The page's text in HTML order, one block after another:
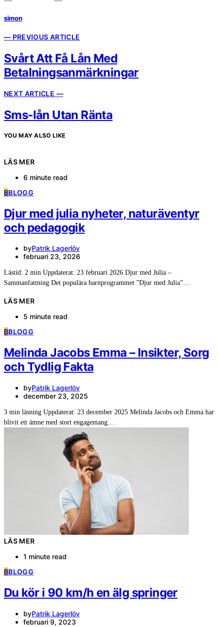
simon
— PREVIOUS ARTICLE
Svårt Att Få Lån Med
Betalningsanmärkningar
NEXT ARTICLE —
Sms-lån Utan Ränta
YOU MAY ALSO LIKE
LÄS MER
6 minute read
BBLOGG
Djur med julia nyheter, naturäventyr
och pedagogik
byPatrik Lagerlöv
februari 23, 2026
Lästid: 2 min Uppdaterat: 23 februari 2026 Djur med Julia –
Sammanfattning Det populära barnprogrammet ”Djur med Julia”…
LÄS MER
5 minute read
BBLOGG
Melinda Jacobs Emma – Insikter, Sorg
och Tydlig Fakta
byPatrik Lagerlöv
december 23, 2025
3 min läsning Uppdaterat: 23 december 2025 Melinda Jacobs och Emma har
blivit ett ämne med stort engagemang…
LÄS MER
1 minute read
BBLOGG
Du kör i 90 km/h en älg springer
byPatrik Lagerlöv
februari 9, 2023